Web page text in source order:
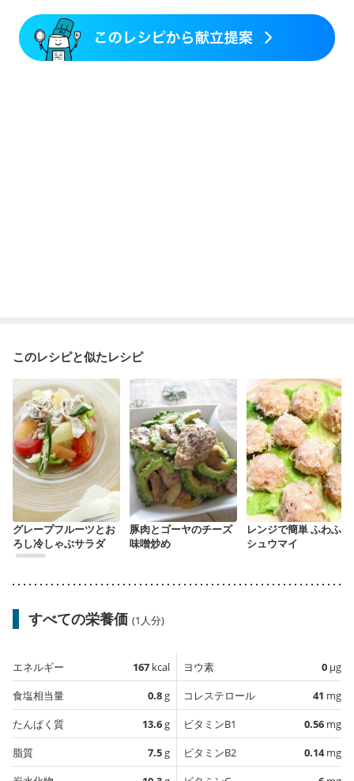
産後（ミルク）
フレイル（年齢に合わせた体作り）
低栄養予防
貧血対策
ニキビ・肌荒れ
このレシピと似たレシピ
グレープフルーツとお
ろし冷しゃぶサラダ
豚肉とゴーヤのチーズ
味噌炒め
レンジで簡単 ふわふわ
シュウマイ
すべての栄養価 (1人分)
エネルギー 167 kcal
食塩相当量
0.8g
たんぱく質
13.6g
脂質
7.5g
ヨウ素 0 µg
コレステロール
41 mg
ビタミンB1
0.56 mg
ビタミンB2
0.14mg